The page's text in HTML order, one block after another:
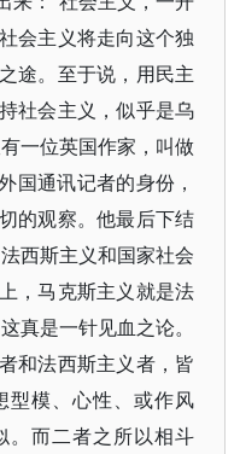
会主义将走向这个独
途。至于说，用民主
社会主义，似乎是乌
一位英国作家，叫做
国通讯记者的身份，
的观察。他最后下结
西斯主义和国家社会
，马克斯主义就是法
真是一针见血之论。
和法西斯主义者，皆
型模、心性、或作风
。而二者之所以相斗